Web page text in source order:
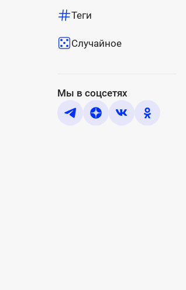
Теги
Случайное
Мы в соцсетях